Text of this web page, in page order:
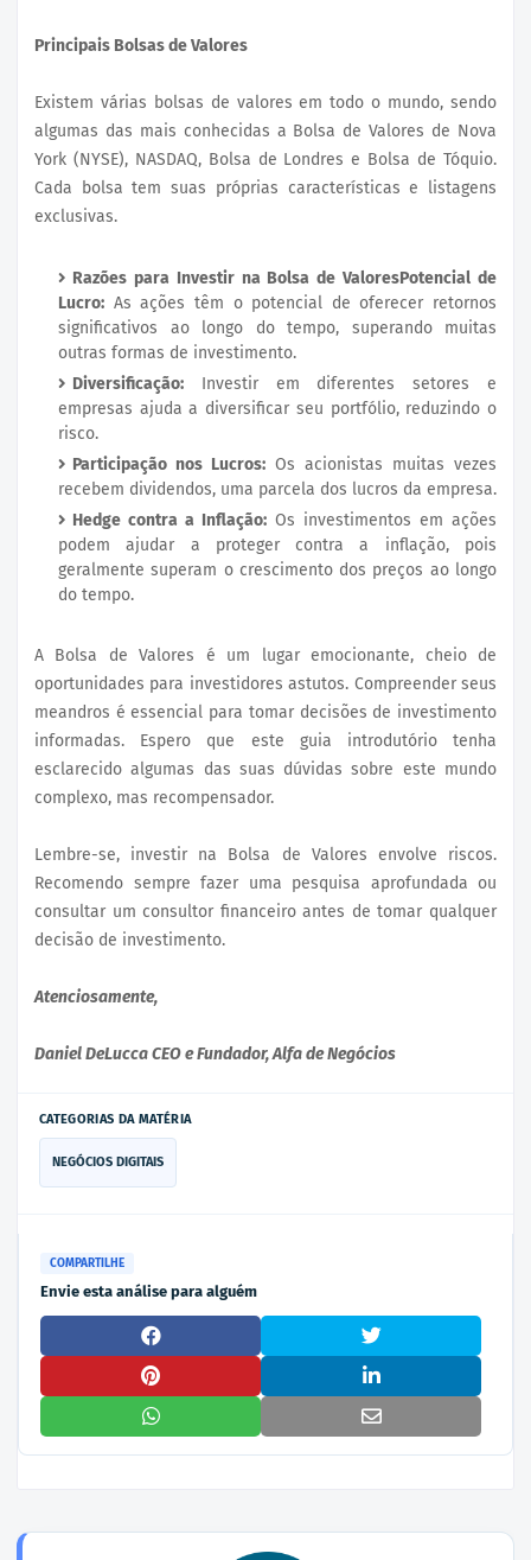
Principais Bolsas de Valores
Existem várias bolsas de valores em todo o mundo, sendo
algumas das mais conhecidas a Bolsa de Valores de Nova
York (NYSE), NASDAQ, Bolsa de Londres e Bolsa de Tóquio.
Cada bolsa tem suas próprias características e listagens
exclusivas.
Razões para Investir na Bolsa de ValoresPotencial de
Lucro: As ações têm o potencial de oferecer retornos
significativos ao longo do tempo, superando muitas
outras formas de investimento.
Diversificação: Investir em diferentes setores e
empresas ajuda a diversificar seu portfólio, reduzindo o
risco.
Participação nos Lucros: Os acionistas muitas vezes
recebem dividendos, uma parcela dos lucros da empresa.
Hedge contra a Inflação: Os investimentos em ações
podem ajudar a proteger contra a inflação, pois
geralmente superam o crescimento dos preços ao longo
do tempo.
A Bolsa de Valores é um lugar emocionante, cheio de
oportunidades para investidores astutos. Compreender seus
meandros é essencial para tomar decisões de investimento
informadas. Espero que este guia introdutório tenha
esclarecido algumas das suas dúvidas sobre este mundo
complexo, mas recompensador.
Lembre-se, investir na Bolsa de Valores envolve riscos.
Recomendo sempre fazer uma pesquisa aprofundada ou
consultar um consultor financeiro antes de tomar qualquer
decisão de investimento.
Atenciosamente,
Daniel DeLucca CEO e Fundador, Alfa de Negócios
CATEGORIAS DA MATÉRIA
NEGÓCIOS DIGITAIS
COMPARTILHE
Envie esta análise para alguém